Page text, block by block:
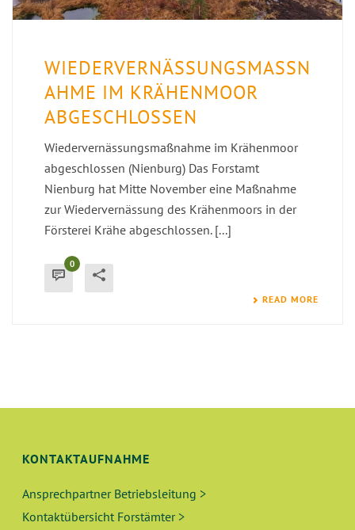
WIEDERVERNÄSSUNGSMASSNA
HME IM KRÄHENMOOR A
BGESCHLOSSEN
Wiedervernässungsmaßnahme im Krähenmoor
abgeschlossen (Nienburg) Das Forstamt
Nienburg hat Mitte November eine Maßnahme
zur Wiedervernässung des Krähenmoors in der
Försterei Krähe abgeschlossen. [...]
0
READ MORE
KONTAKTAUFNAHME
Ansprechpartner Betriebsleitung >
Kontaktübersicht Forstämter >